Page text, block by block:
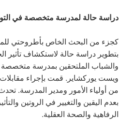
دراسة حالة لمدرسة متخصصة في
كجزء من البحث الخاص بأطروحتي
بتطوير دراسة حالة لاستكشاف تأثير
والشباب الملتحقين بمدرسة
ويست يوركشاير. قمت بإجراء
من أولياء الأمور ومدير المدرسة.
بعدم اليقين والتغيير في الروتين
الرفاهية والصحة العقلية.